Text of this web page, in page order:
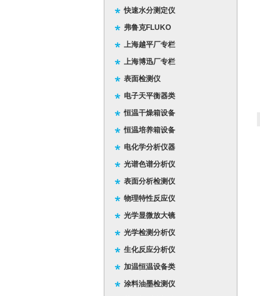
快速水分测定仪
弗鲁克FLUKO
上海越平厂专栏
上海博迅厂专栏
表面检测仪
电子天平衡器类
恒温干燥箱设备
恒温培养箱设备
电化学分析仪器
光谱色谱分析仪
表面分析检测仪
物理特性反应仪
光学显微放大镜
光学检测分析仪
生化反应分析仪
加温恒温设备类
涂料油墨检测仪